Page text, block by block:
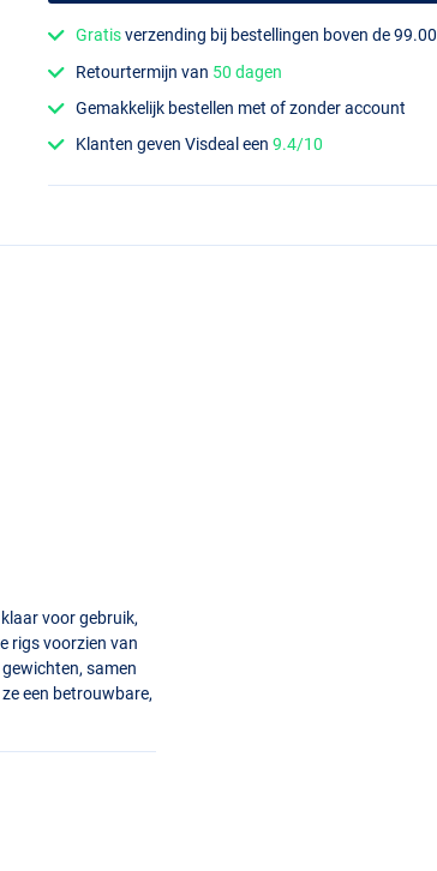
Gratisverzending bij bestellingen boven de 99.00
Retourtermijn van 50 dagen
Gemakkelijk bestellen met of zonder account
Klanten geven Visdeal een9.4/10
voor gebruik,
rigs voorzien van
samen
een betrouwbare,